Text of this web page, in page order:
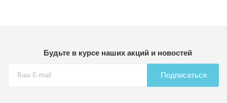
Будьте в курсе наших акций и новостей
Подписаться